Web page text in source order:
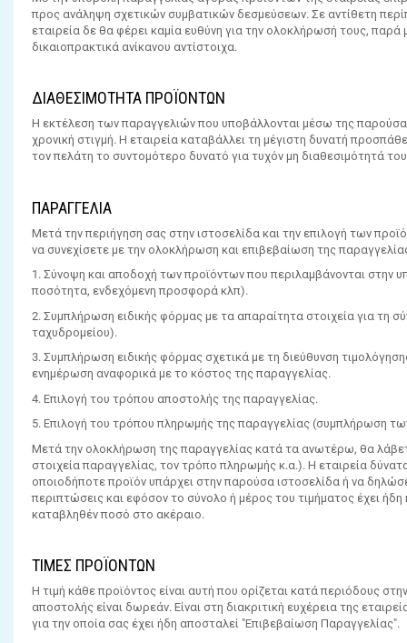
προς ανάληψη σχετικών συμβατικών δεσμεύσεων. Σε αντίθετη
εταιρεία δε θα φέρει καμία ευθύνη για την ολοκλήρωσή τους,
δικαιοπρακτικά ανίκανου αντίστοιχα.
ΔΙΑΘΕΣΙΜΟΤΗΤΑ ΠΡΟΪΟΝΤΩΝ
Η εκτέλεση των παραγγελιών που υποβάλλονται μέσω της
χρονική στιγμή. Η εταιρεία καταβάλλει τη μέγιστη δυνατή
τον πελάτη το συντομότερο δυνατό για τυχόν μη διαθεσιμότητά
ΠΑΡΑΓΓΕΛΙΑ
Μετά την περιήγηση σας στην ιστοσελίδα και την επιλογή των
να συνεχίσετε με την ολοκλήρωση και επιβεβαίωση της
1. Σύνοψη και αποδοχή των προϊόντων που περιλαμβάνονται στην
ποσότητα, ενδεχόμενη προσφορά κλπ).
2. Συμπλήρωση ειδικής φόρμας με τα απαραίτητα στοιχεία για τη
ταχυδρομείου).
3. Συμπλήρωση ειδικής φόρμας σχετικά με τη διεύθυνση
ενημέρωση αναφορικά με το κόστος της παραγγελίας.
4. Επιλογή του τρόπου αποστολής της παραγγελίας.
5. Επιλογή του τρόπου πληρωμής της παραγγελίας (συμπλήρωση
Μετά την ολοκλήρωση της παραγγελίας κατά τα ανωτέρω, θα
στοιχεία παραγγελίας, τον τρόπο πληρωμής κ.α.). Η εταιρεία
οποιοδήποτε προϊόν υπάρχει στην παρούσα ιστοσελίδα ή να
περιπτώσεις και εφόσον το σύνολο ή μέρος του τιμήματος έχει
καταβληθέν ποσό στο ακέραιο.
ΤΙΜΕΣ ΠΡΟΪΟΝΤΩΝ
Η τιμή κάθε προϊόντος είναι αυτή που ορίζεται κατά περιόδους
αποστολής είναι δωρεάν. Είναι στη διακριτική ευχέρεια της
για την οποία σας έχει ήδη αποσταλεί "Επιβεβαίωση Παραγγελίας".